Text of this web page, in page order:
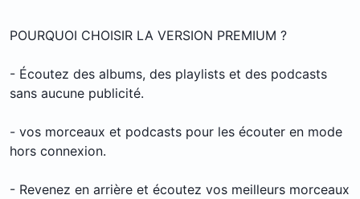
POURQUOI CHOISIR LA VERSION PREMIUM ?
- Écoutez des albums, des playlists et des podcasts
sans aucune publicité.
- vos morceaux et podcasts pour les écouter en mode
hors connexion.
- Revenez en arrière et écoutez vos meilleurs morceaux